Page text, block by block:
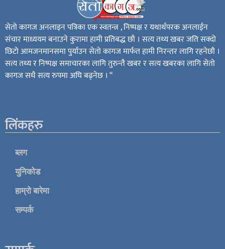
सेतो कागज अनलाइन पत्रिका एक स्वतन्त्र , निष्पक्ष र यथार्थपरक अनलाईन
संचार माध्ययम बनाउने कुरामा हामी प्रतिबद्ध छौ । सत्य तथ्य खबर जति सक्दो
छिटो आमजनमानसमा पुर्याउन सेतो कागज मार्फत हामी निरन्तर लागि रहनेछौ ।
सत्य तथ्य र निष्पक्ष समाचारका लागि तुरुन्तै खबर र सत्य खबरका लागि सेतो
कागज सधै सत्य रुपमा अघि बढ्नेछ । “
लिंकहरु
ब्लग
युनिकोड
हाम्रो बारेमा
सम्पर्क